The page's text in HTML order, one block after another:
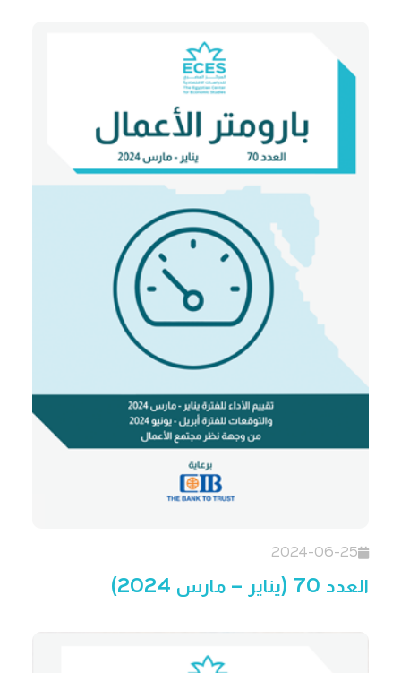
2024-06-25
العدد 70 (يناير – مارس 2024)